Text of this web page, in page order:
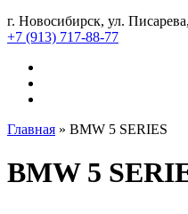
г. Новосибирск, ул.
+7 (913) 717-88-77
Главная » BMW 5 SERIES
BMW 5